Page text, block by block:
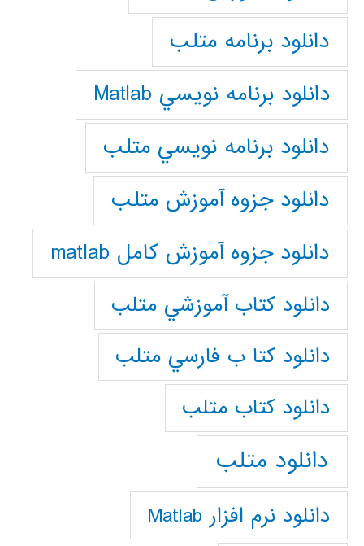
دانلود برنامه متلب
دانلود برنامه نويسي Matlab
دانلود برنامه نويسي متلب
دانلود جزوه آموزش متلب
دانلود جزوه آموزش کامل matlab
دانلود كتاب آموزشي متلب
دانلود كتا ب فارسي متلب
دانلود كتاب متلب
دانلود متلب
دانلود نرم افزار Matlab